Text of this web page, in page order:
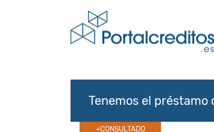
Tenemos el préstamo
+CONSULTADO